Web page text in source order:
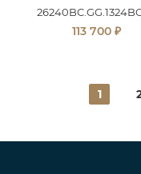
113 700 ₽
1